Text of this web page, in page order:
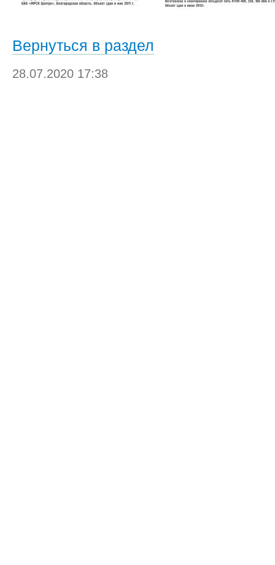
Вернуться в раздел
28.07.2020 17:38